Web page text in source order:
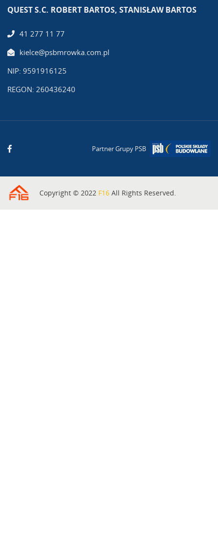
QUEST S.C. ROBERT BARTOS, STANISŁAW BARTOS
41 277 11 77
kielce@psbmrowka.com.pl
NIP: 9591916125
REGON: 260436240
Partner Grupy PSB
Copyright © 2022 F16 All Rights Reserved.